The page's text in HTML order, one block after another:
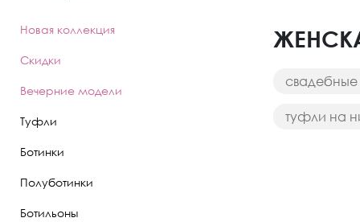
Весь каталог
Новая
Скидки
Весь каталог
Новая
Скидки
Новая коллекция
Скидки
Вечерние модели
Туфли
Ботинки
Полуботинки
Ботильоны
туфли на